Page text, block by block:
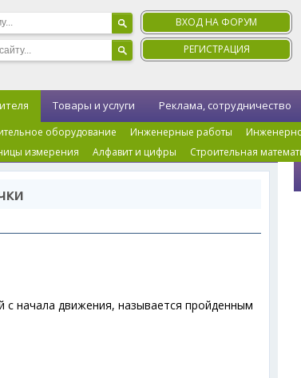
ВХОД НА ФОРУМ
РЕГИСТРАЦИЯ
оборудование Инженерные работы
измерения Алфавит и цифры Строительная
Товары и услуги Реклама, сотрудничество
начала движения, называется пройденным